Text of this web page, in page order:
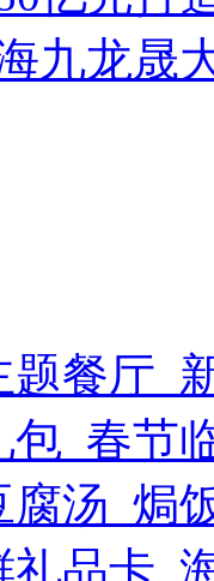
九龙晟
餐厅_
_春节
汤_焗
品卡_